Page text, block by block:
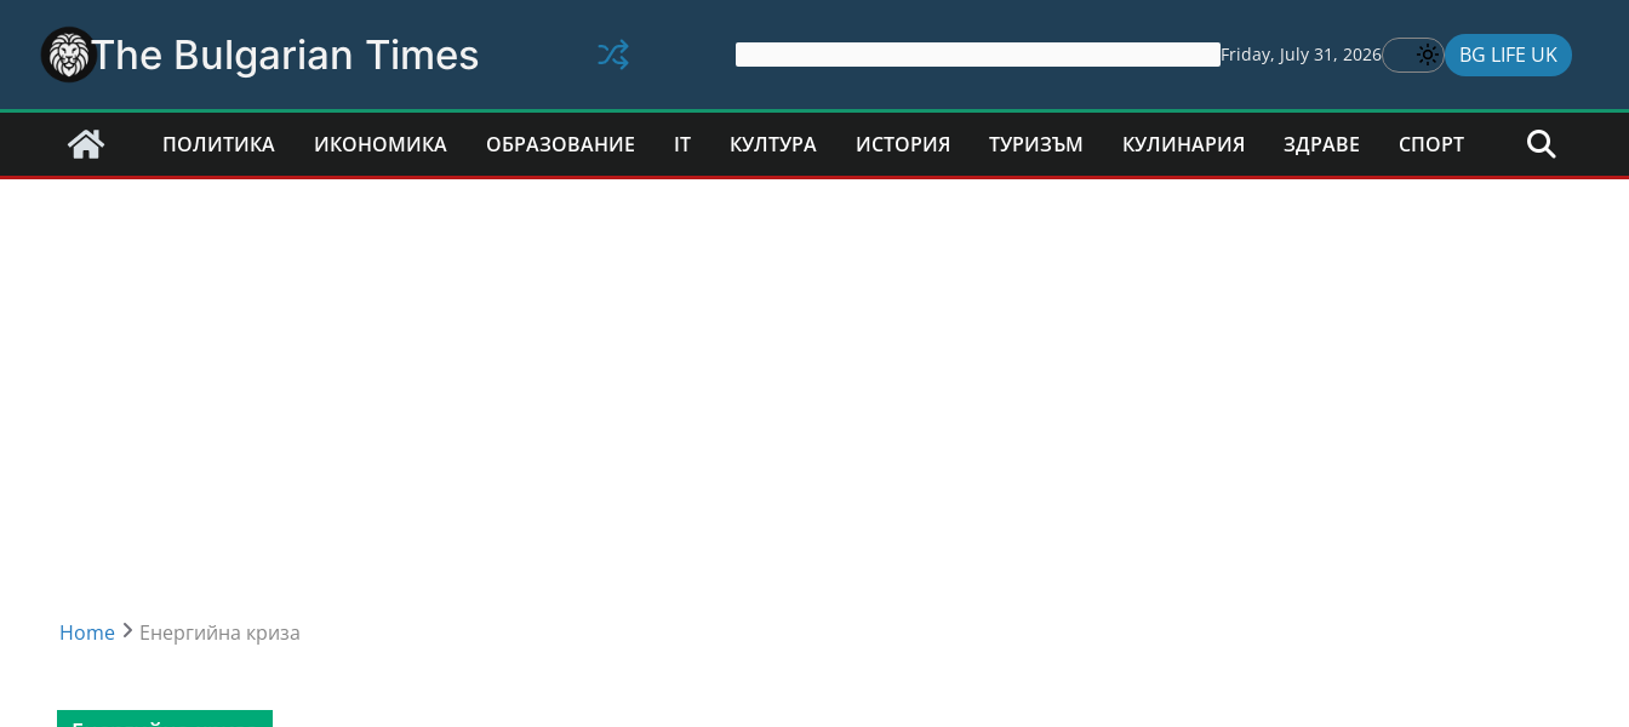
content
The Bulgarian Times Friday, July 31, 2026 BG LIFE UK
ПОЛИТИКА ИКОНОМИКА ОБРАЗОВАНИЕ IT КУЛТУРА ИСТОРИЯ ТУРИЗЪМ КУЛИНАРИЯ ЗДРАВЕ СПОРТ
Home Енергийна криза